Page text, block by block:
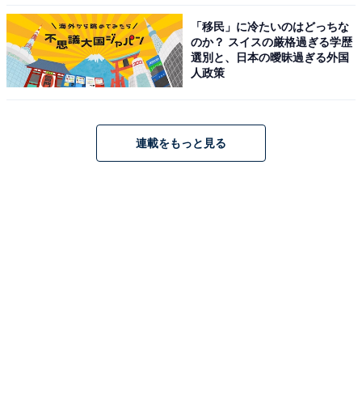
「移民」に冷たいのはどっちな
のか？ スイスの厳格過ぎる学歴
選別と、日本の曖昧過ぎる外国
人政策
連載をもっと見る